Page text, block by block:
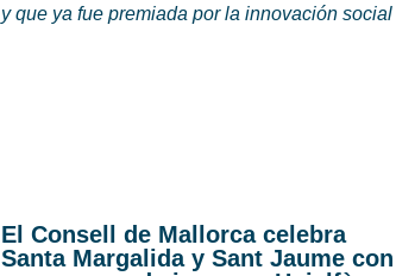
y que ya fue premiada por la innovación social
El Consell de Mallorca celebra
Santa Margalida y Sant Jaume con